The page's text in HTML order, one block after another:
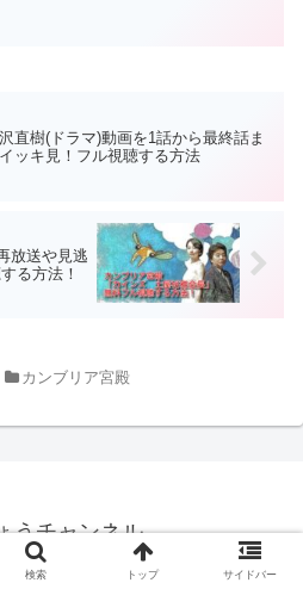
直樹(ドラマ)動画を1話から最終話ま
ッキ見！フル視聴する方法
放送や見逃
る方法！
カンブリア宮殿
うチャンネル
りょうチャンネル.
検索 トップ サイドバー